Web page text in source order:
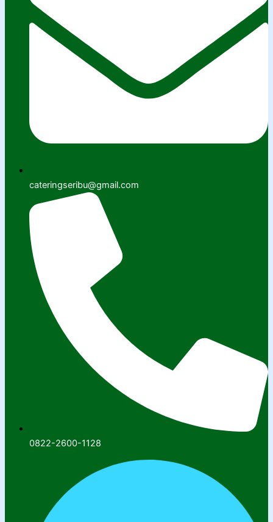
cateringseribu@gmail.com
0822-2600-1128